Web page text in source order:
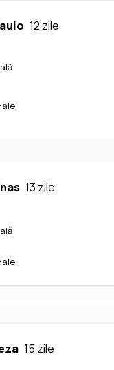
12 zile
13 zile
15 zile